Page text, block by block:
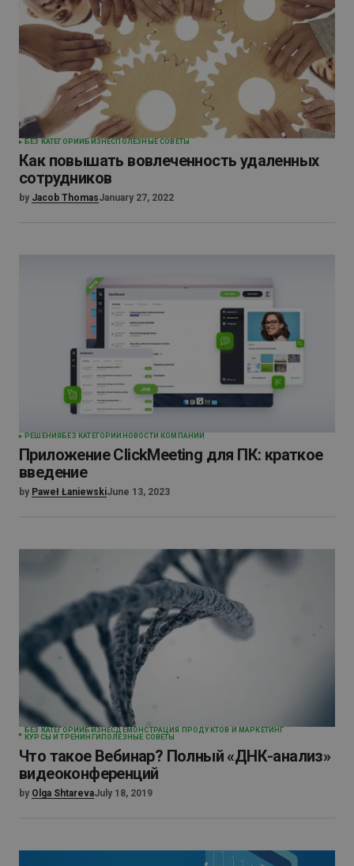
БЕЗ КАТЕГОРИИ БИЗНЕС ПОЛЕЗНЫЕ СОВЕТЫ
Как повышать вовлеченность удаленных
сотрудников
by Jacob ThomasJanuary 27, 2022
PЕШЕНИЯ БЕЗ КАТЕГОРИИ НОВОСТИ КОМПАНИИ
Приложение ClickMeeting для ПК: краткое
введение
by Paweł ŁaniewskiJune 13, 2023
БЕЗ КАТЕГОРИИ БИЗНЕСДЕМОНСТРАЦИЯ ПРОДУКТОВ И МАРКЕТИНГ
КУРСЫ И ТРЕНИНГИ ПОЛЕЗНЫЕ СОВЕТЫ
Что такое Вебинар? Полный «ДНК-анализ»
видеоконференций
by Olga ShtarevaJuly 18, 2019